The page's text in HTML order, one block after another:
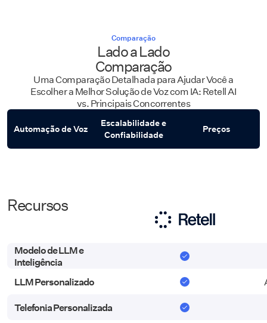
Comparação
Lado a Lado
Comparação
Uma Comparação Detalhada para Ajudar Você a
Escolher a Melhor Solução de Voz com IA: Retell AI
vs. Principais Concorrentes
Automação de Voz
Escalabilidade e
Confiabilidade
Preços
Recursos
Modelo de LLM e
Inteligência
LLM Personalizado
Telefonia Personalizada
Recursos
Modelo de LLM e
Inteligência
LLM Personalizado
Telefonia Personalizada